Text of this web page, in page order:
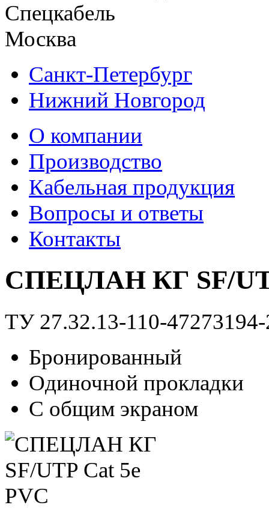
Спецкабель
Москва
Санкт-Петербург
Нижний Новгород
О компании
Производство
Кабельная продукция
Вопросы и ответы
Контакты
СПЕЦЛАН КГ SF/
ТУ 27.32.13-110-
Бронированный
Одиночной прокладки
С общим экраном